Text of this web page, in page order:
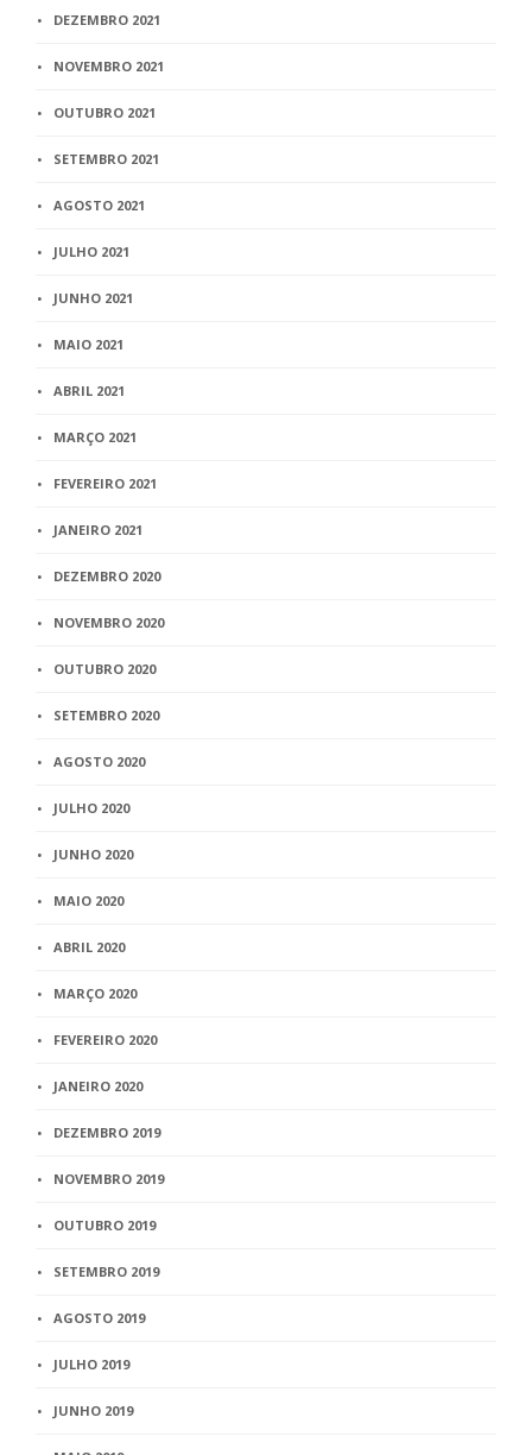
DEZEMBRO 2021
NOVEMBRO 2021
OUTUBRO 2021
SETEMBRO 2021
AGOSTO 2021
JULHO 2021
JUNHO 2021
MAIO 2021
ABRIL 2021
MARÇO 2021
FEVEREIRO 2021
JANEIRO 2021
DEZEMBRO 2020
NOVEMBRO 2020
OUTUBRO 2020
SETEMBRO 2020
AGOSTO 2020
JULHO 2020
JUNHO 2020
MAIO 2020
ABRIL 2020
MARÇO 2020
FEVEREIRO 2020
JANEIRO 2020
DEZEMBRO 2019
NOVEMBRO 2019
OUTUBRO 2019
SETEMBRO 2019
AGOSTO 2019
JULHO 2019
JUNHO 2019